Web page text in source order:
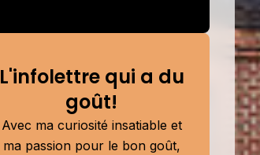
L'infolettre qui a du
goût!
Avec ma curiosité insatiable et
ma passion pour le bon goût,